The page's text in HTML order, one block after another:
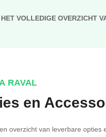
VOLLEDIGE OVERZICHT
RAVAL
en
overzicht van leverbare opties